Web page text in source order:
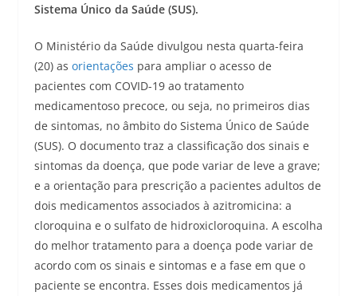
Sistema Único da Saúde (SUS).
O Ministério da Saúde divulgou nesta quarta-feira
(20) as orientações para ampliar o acesso de
pacientes com COVID-19 ao tratamento
medicamentoso precoce, ou seja, no primeiros dias
de sintomas, no âmbito do Sistema Único de Saúde
(SUS). O documento traz a classificação dos sinais e
sintomas da doença, que pode variar de leve a grave;
e a orientação para prescrição a pacientes adultos de
dois medicamentos associados à azitromicina: a
cloroquina e o sulfato de hidroxicloroquina. A escolha
do melhor tratamento para a doença pode variar de
acordo com os sinais e sintomas e a fase em que o
paciente se encontra. Esses dois medicamentos já